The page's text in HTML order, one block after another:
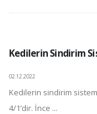
Kedilerin Sindirim
02.12.2022
Kedilerin sindirim
4/1’dir. İnce ...